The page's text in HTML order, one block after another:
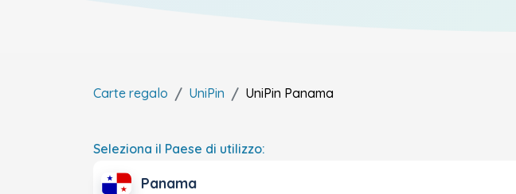
Carte regalo UniPin UniPin Panama
Seleziona il Paese di utilizzo:
Panama